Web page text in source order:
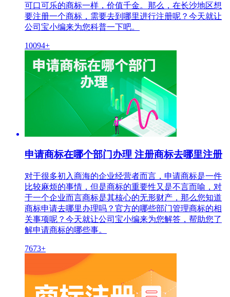
可口可乐的商标一样，价值千金。那么，在长沙地区想
要注册一个商标，需要去到哪里进行注册呢？今天就让
公司宝小编来为您科普一下吧。
10094+
申请商标在哪个部门办理 注册商标去哪里注册
对于很多初入商海的企业经营者而言，申请商标是一件
比较麻烦的事情，但是商标的重要性又是不言而喻，对
于一个企业而言商标是其核心的无形财产，那么您知道
商标申请去哪里办理吗？官方的哪些部门管理商标的相
关事项呢？今天就让公司宝小编来为您解答，帮助您了
解申请商标的哪些事。
7673+